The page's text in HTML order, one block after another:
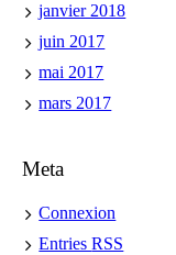
janvier 2018
juin 2017
mai 2017
mars 2017
Meta
Connexion
EntriesRSS